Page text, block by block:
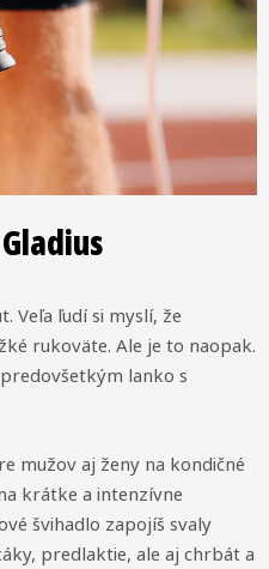
Veľa ľudí si myslí, že
rukoväte. Ale je to naopak.
lanko s
mužov aj ženy na kondičné
krátke a intenzívne
švihadlo zapojíš svaly
predlaktie, ale aj chrbát a